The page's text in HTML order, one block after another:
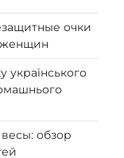
очки
українського
обзор